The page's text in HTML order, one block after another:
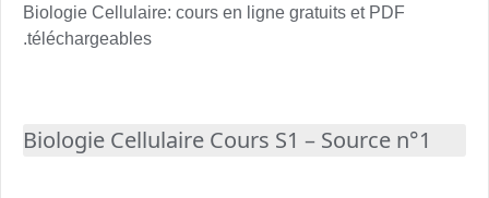
Biologie Cellulaire: cours en ligne gratuits et PDF
téléchargeables.
Biologie Cellulaire Cours S1 – Source n°1